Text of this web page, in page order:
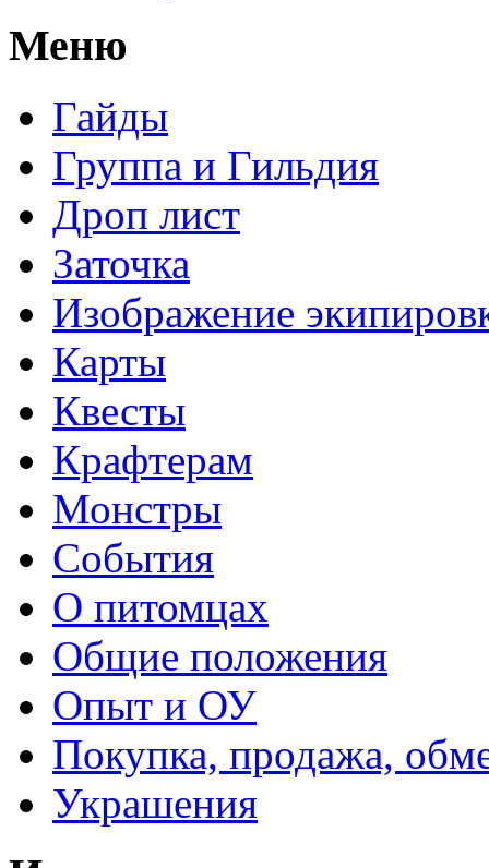
Меню
Гайды
Группа и Гильдия
Дроп лист
Заточка
Изображение
Карты
Квесты
Крафтерам
Монстры
События
О питомцах
Общие положения
Опыт и ОУ
Покупка, продажа,
Украшения